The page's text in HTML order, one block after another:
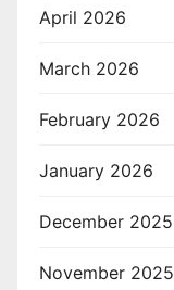
April 2026
March 2026
February 2026
January 2026
December 2025
November 2025